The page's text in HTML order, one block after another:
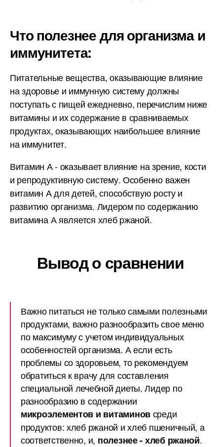
Что полезнее для организма и
иммунитета:
Питательные вещества, оказывающие влияние
на здоровье и иммунную систему должны
поступать с пищей ежедневно, перечислим ниже
витамины и их содержание в сравниваемых
продуктах, оказывающих наибольшее влияние
на иммунитет.
Витамин А - оказывает влияние на зрение, кости
и репродуктивную систему. Особенно важен
витамин А для детей, способствую росту и
развитию организма. Лидером по содержанию
витамина А является хлеб ржаной.
Вывод о сравнении
Важно питаться не только самыми полезными
продуктами, важно разнообразить свое меню
по максимуму с учетом индивидуальных
особенностей организма. А если есть
проблемы со здоровьем, то рекомендуем
обратиться к врачу для составления
специальной лечебной диеты. Лидер по
разнообразию в содержании
микроэлементов и витаминовсреди
продуктов: хлеб ржаной и хлеб пшеничный, а
соответственно, и, полезнее - хлеб ржаной.